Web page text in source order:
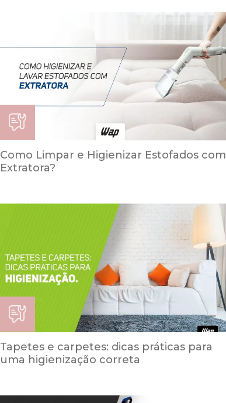
Como Limpar e Higienizar Estofados com
Extratora?
Tapetes e carpetes: dicas práticas para
uma higienização correta